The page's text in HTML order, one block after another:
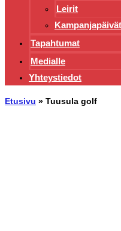
Leirit
Kampanjapäivät
Tapahtumat
Medialle
Yhteystiedot
Etusivu » Tuusula golf